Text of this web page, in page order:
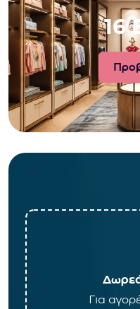
16
Για